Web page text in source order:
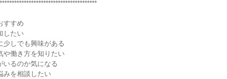
すすめ
したい
少しでも興味がある
や働き方を知りたい
いるのか気になる
みを相談したい